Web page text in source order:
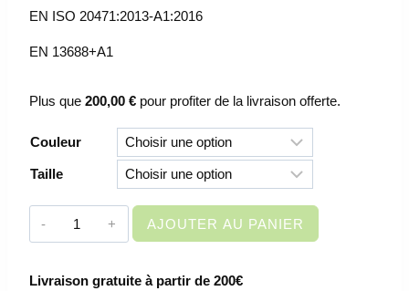
EN ISO 20471:2013-A1:2016
EN 13688+A1
Plus que 200,00 € pour profiter de la livraison offerte.
Couleur
Taille
quantité
DE
AJOUTER AU PANIER
Livraison gratuite à partir de 200€